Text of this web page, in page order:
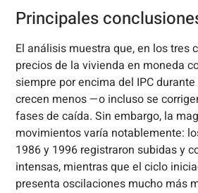
Principales
El análisis muestra que, en los tres
precios de la vivienda en moneda
siempre por encima del IPC
crecen menos —o incluso se
fases de caída. Sin embargo, la
movimientos varía notablemente:
1986 y 1996 registraron subidas y
intensas, mientras que el ciclo
presenta oscilaciones mucho más